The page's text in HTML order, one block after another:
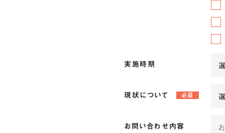
実施時期
現状について 必須
お問い合わせ内容